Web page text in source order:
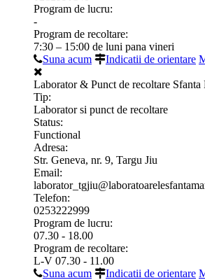
Program de lucru:
-
Program de recoltare:
7:30 – 15:00 de luni pana vineri
Suna acum
Indicatii de orientare
Laborator & Punct de recoltare Sfanta
Tip:
Laborator si punct de recoltare
Status:
Functional
Adresa:
Str. Geneva, nr. 9, Targu Jiu
Email:
Telefon:
0253222999
Program de lucru:
07.30 - 18.00
Program de recoltare:
L-V 07.30 - 11.00
Suna acum
Indicatii de orientare